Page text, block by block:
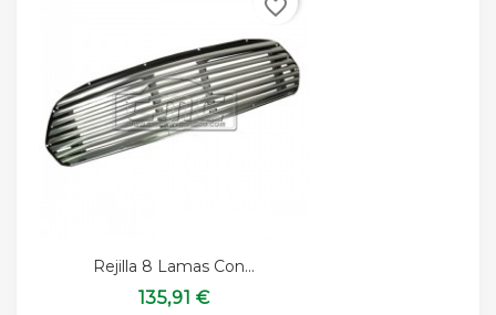
Rejilla 8 Lamas Con...
135,91 €
favorite_border